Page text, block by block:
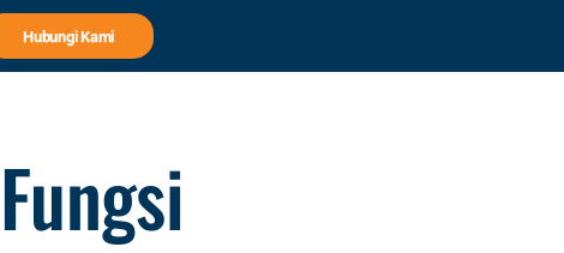
Hubungi Kami